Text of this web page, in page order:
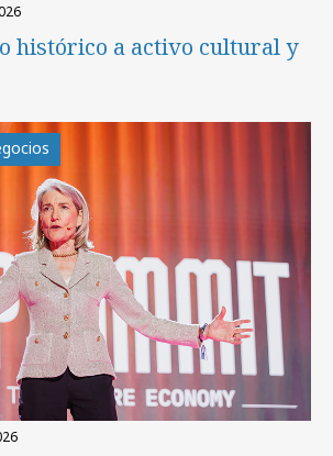
histórico a activo cultural y